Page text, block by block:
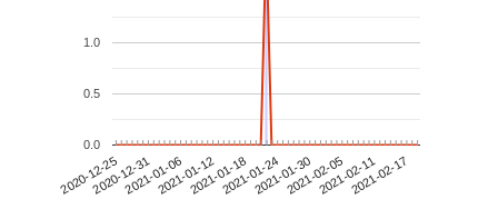
2020-12-252020-12-312021-01-062021-01-122021-01-182021-01-242021-01-302021-02-052021-02-112021-02-17
0.0
0.5
1.0